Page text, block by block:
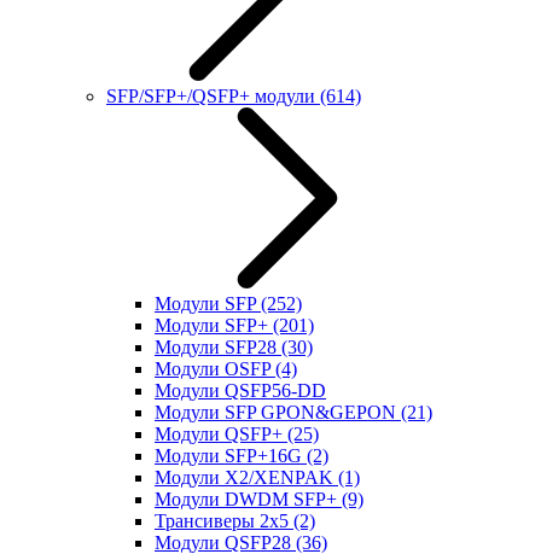
SFP/SFP+/QSFP+ модули (614)
Модули SFP(252)
Модули SFP+ (201)
Модули SFP28 (30)
Модули OSFP(4)
Модули QSFP56-DD
Модули SFP GPON&GEPON (21)
Модули QSFP+ (25)
Модули SFP+16G (2)
Модули X2/XENPAK (1)
Модули DWDM SFP+ (9)
Трансиверы 2x5 (2)
Модули QSFP28 (36)